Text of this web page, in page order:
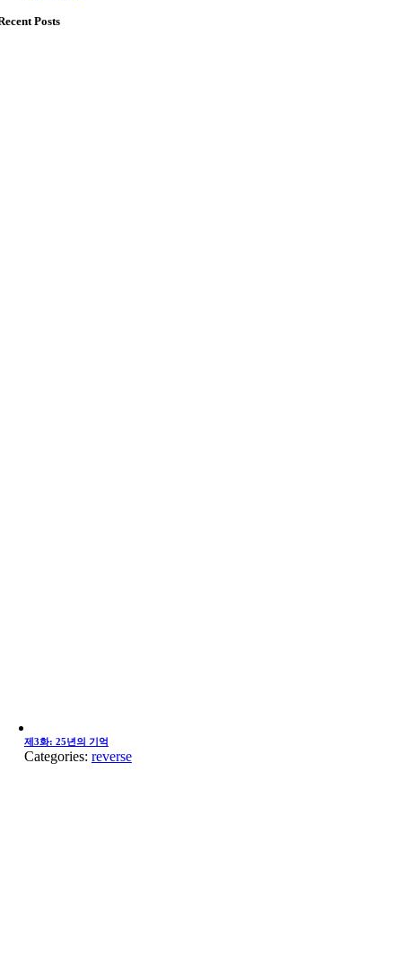
Posts
제3화: 25년의 기억
Categories: reverse